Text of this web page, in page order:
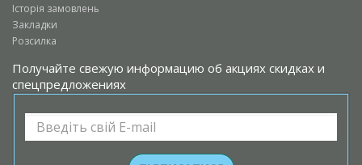
Історія замовлень
Закладки
Розсилка
Получайте свежую информацию об акциях скидках и
спецпредложениях